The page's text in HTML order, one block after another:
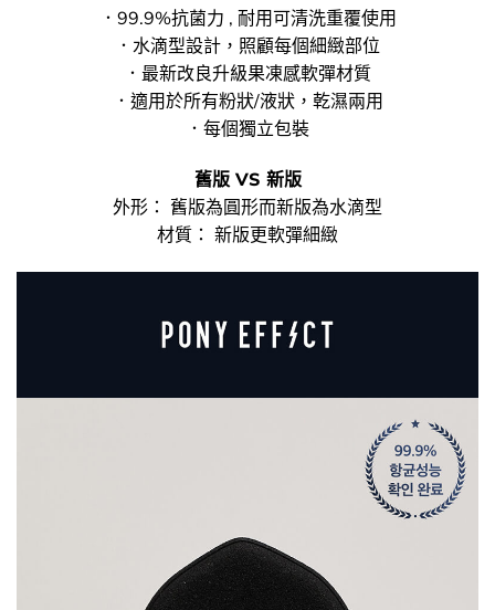
．99.9%抗菌力 , 耐用可清洗重覆使用
．水滴型設計，照顧每個細緻部位
．最新改良升級果凍感軟彈材質
．適用於所有粉狀/液狀，乾濕兩用
．每個獨立包裝
舊版 VS 新版
外形： 舊版為圓形而新版為水滴型
材質： 新版更軟彈細緻